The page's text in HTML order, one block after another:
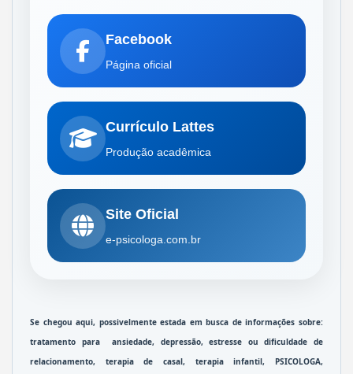
Facebook
Página oficial
Currículo Lattes
Produção acadêmica
Site Oficial
e-psicologa.com.br
Se chegou aqui, possivelmente estada em busca de informações sobre:
tratamento para ansiedade, depressão, estresse ou dificuldade de
relacionamento, terapia de casal, terapia infantil, PSICOLOGA,